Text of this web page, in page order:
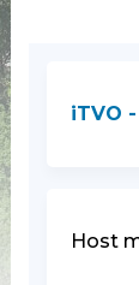
iTVO
Host